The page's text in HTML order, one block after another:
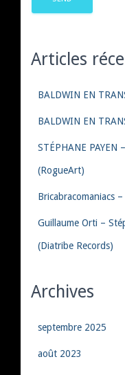
Articles
BALDWIN EN
BALDWIN EN
STÉPHANE PAYEN
(RogueArt)
Bricabracomaniacs
Guillaume Orti –
(Diatribe Records)
Archives
septembre 2025
août 2023